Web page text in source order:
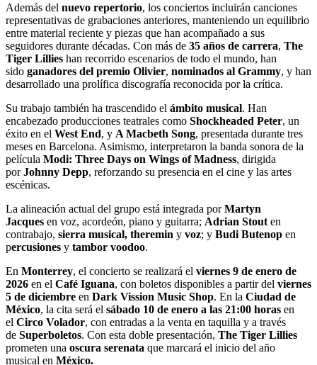
Además del nuevo repertorio, los conciertos incluirán canciones
representativas de grabaciones anteriores, manteniendo un equilibrio
entre material reciente y piezas que han acompañado a sus
seguidores durante décadas. Con más de 35 años de carrera, The
Tiger Lillies han recorrido escenarios de todo el mundo, han
sido ganadores del premio Olivier, nominados al Grammy, y han
desarrollado una prolífica discografía reconocida por la crítica.
Su trabajo también ha trascendido el ámbito musical. Han
encabezado producciones teatrales como Shockheaded Peter, un
éxito en el West End, y A Macbeth Song, presentada durante tres
meses en Barcelona. Asimismo, interpretaron la banda sonora de la
película Modi: Three Days on Wings of Madness, dirigida
por Johnny Depp, reforzando su presencia en el cine y las artes
escénicas.
La alineación actual del grupo está integrada por Martyn
Jacques en voz, acordeón, piano y guitarra; Adrian Stout en
contrabajo, sierra musical, theremin y voz; y Budi Butenop en
percusiones y tambor voodoo.
En Monterrey, el concierto se realizará el viernes 9 de enero de
2026 en el Café Iguana, con boletos disponibles a partir del viernes
5 de diciembre en Dark Vission Music Shop. En la Ciudad de
México, la cita será el sábado 10 de enero a las 21:00 horas en
el Circo Volador, con entradas a la venta en taquilla y a través
de Superboletos. Con esta doble presentación, The Tiger Lillies
prometen una oscura serenata que marcará el inicio del año
musical en México.